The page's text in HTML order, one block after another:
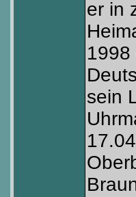
er in
1998
sein